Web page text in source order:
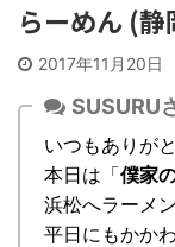
らーめん (
2017年11月20日
SUSURU
いつもありが
本日は「僕家
浜松へラーメ
平日にもかか